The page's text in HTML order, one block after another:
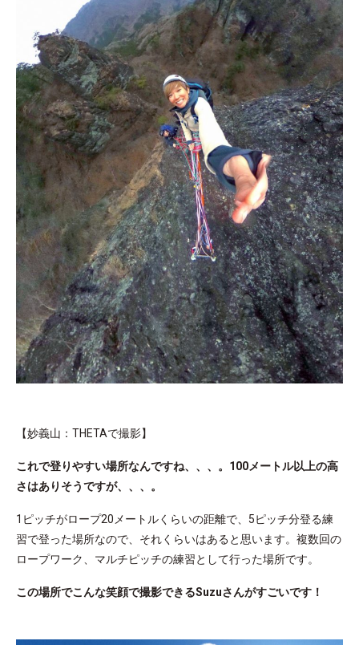
【妙義山：THETAで撮影】
これで登りやすい場所なんですね、、、。100メートル以上の高
さはありそうですが、、、。
1ピッチがロープ20メートルくらいの距離で、5ピッチ分登る練
習で登った場所なので、それくらいはあると思います。複数回の
ロープワーク、マルチピッチの練習として行った場所です。
この場所でこんな笑顔で撮影できるSuzuさんがすごいです！